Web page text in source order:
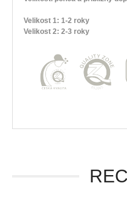
Velikost 1: 1-2 roky
Velikost 2: 2-3 roky